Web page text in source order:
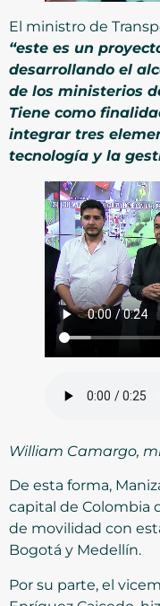
El ministro de
“este es un
desarrollando el
de los ministerios
Tiene como
integrar tres
tecnología y la
William Camargo,
De esta forma,
capital de Colombia
de movilidad con
Bogotá y Medellín.
Por su parte, el